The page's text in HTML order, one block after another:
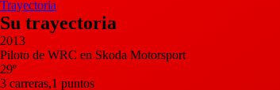
Trayectoria
Su trayectoria
2013
Piloto de WRC en Skoda Motorsport
29º
3 carreras,1 puntos